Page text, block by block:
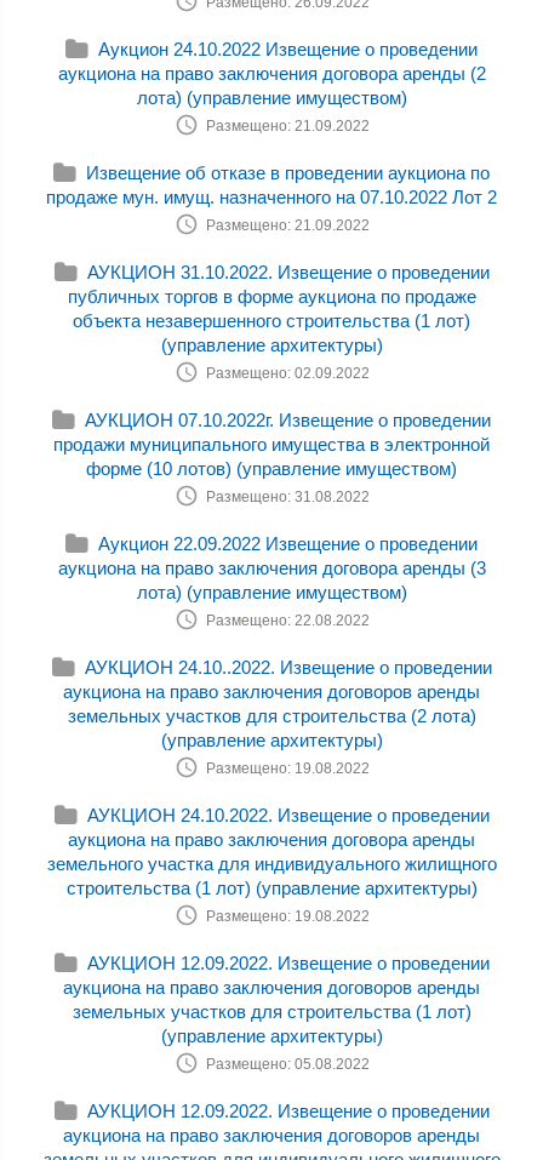
Аукцион 24.10.2022 Извещение о проведении
аукциона на право заключения договора аренды (2
лота) (управление имуществом)
Размещено: 21.09.2022
Извещение об отказе в проведении аукциона по
продаже мун. имущ. назначенного на 07.10.2022 Лот 2
Размещено: 21.09.2022
АУКЦИОН 31.10.2022. Извещение о проведении
публичных торгов в форме аукциона по продаже
объекта незавершенного строительства (1 лот)
(управление архитектуры)
Размещено: 02.09.2022
АУКЦИОН 07.10.2022г. Извещение о проведении
продажи муниципального имущества в электронной
форме (10 лотов) (управление имуществом)
Размещено: 31.08.2022
Аукцион 22.09.2022 Извещение о проведении
аукциона на право заключения договора аренды (3
лота) (управление имуществом)
Размещено: 22.08.2022
АУКЦИОН 24.10..2022. Извещение о проведении
аукциона на право заключения договоров аренды
земельных участков для строительства (2 лота)
(управление архитектуры)
Размещено: 19.08.2022
АУКЦИОН 24.10.2022. Извещение о проведении
аукциона на право заключения договора аренды
земельного участка для индивидуального жилищного
строительства (1 лот) (управление архитектуры)
Размещено: 19.08.2022
АУКЦИОН 12.09.2022. Извещение о проведении
аукциона на право заключения договоров аренды
земельных участков для строительства (1 лот)
(управление архитектуры)
Размещено: 05.08.2022
АУКЦИОН 12.09.2022. Извещение о проведении
аукциона на право заключения договоров аренды